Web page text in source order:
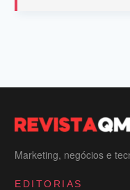
Marketing, negócios e
EDITORIAS